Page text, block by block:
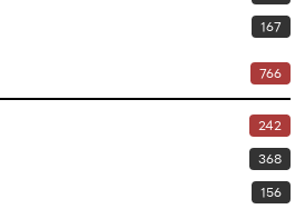
167
766
242
368
156